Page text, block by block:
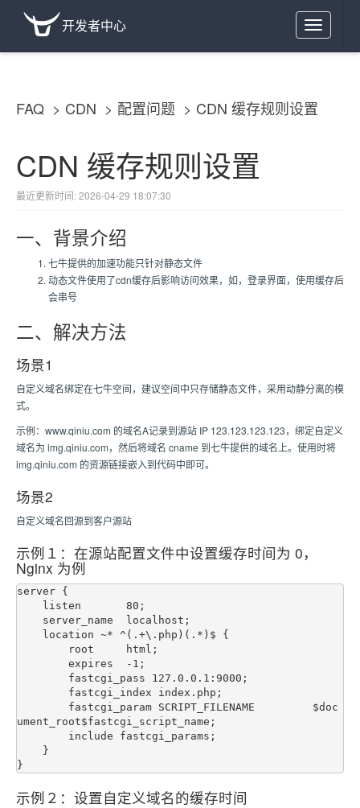
Toggle
navigation
开发者中心
FAQ CDN 配置问题 CDN 缓存规则设置
CDN 缓存规则设置
最近更新时间: 2026-04-29 18:07:30
一、背景介绍
七牛提供的加速功能只针对静态文件
动态文件使用了cdn缓存后影响访问效果，如，登录界面，使用缓存后
会串号
二、解决方法
场景1
自定义域名绑定在七牛空间，建议空间中只存储静态文件，采用动静分离的模
式。
示例：www.qiniu.com 的域名A记录到源站 IP 123.123.123.123，绑定自定义
域名为 img.qiniu.com，然后将域名 cname 到七牛提供的域名上。使用时将
img.qiniu.com 的资源链接嵌入到代码中即可。
场景2
自定义域名回源到客户源站
示例１：在源站配置文件中设置缓存时间为 0，
Nginx 为例
server {
ument_root$fastcgi_script_name;
示例２：设置自定义域名的缓存时间